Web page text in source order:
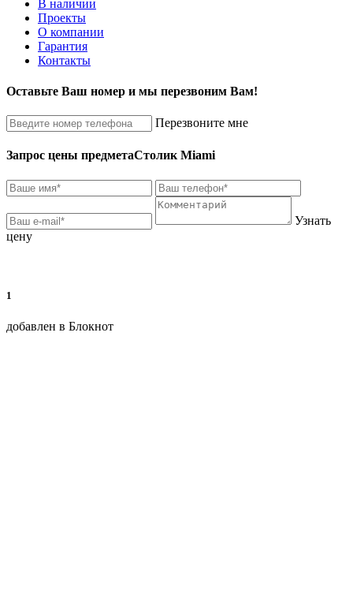
В наличии
Проекты
О компании
Гарантия
Контакты
Оставьте Ваш номер и мы перезвоним Вам!
Перезвоните мне
Запрос цены предметаСтолик Miami
Узнать
цену
1
добавлен в Блокнот